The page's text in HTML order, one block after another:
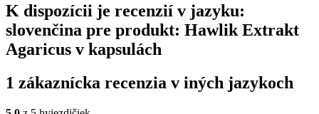
K dispozícii je recenzií v jazyku:
slovenčina pre produkt: Hawlik Extrakt
Agaricus v kapsulách
1 zákaznícka recenzia v iných jazykoch